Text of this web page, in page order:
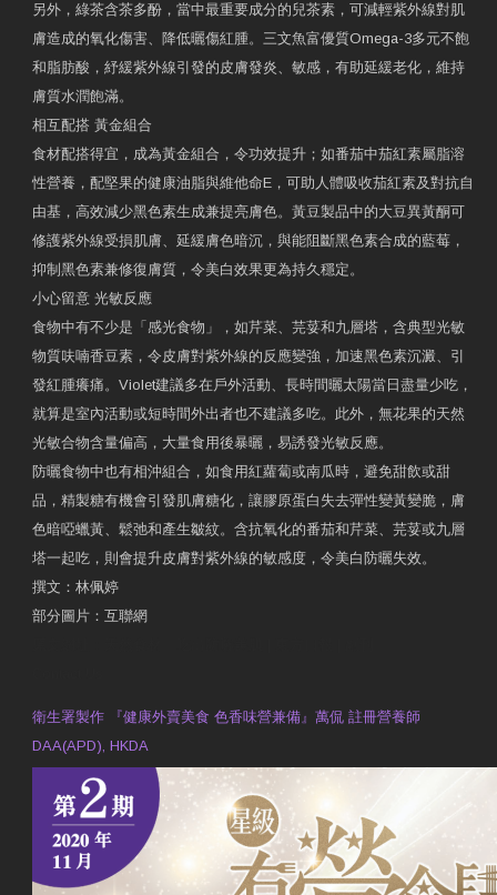
另外，綠茶含茶多酚，當中最重要成分的兒茶素，可減輕紫外線對肌
膚造成的氧化傷害、降低曬傷紅腫。三文魚富優質Omega-3多元不飽
和脂肪酸，紓緩紫外線引發的皮膚發炎、敏感，有助延緩老化，維持
膚質水潤飽滿。
相互配搭 黃金組合
食材配搭得宜，成為黃金組合，令功效提升；如番茄中茄紅素屬脂溶
性營養，配堅果的健康油脂與維他命E，可助人體吸收茄紅素及對抗自
由基，高效減少黑色素生成兼提亮膚色。黃豆製品中的大豆異黃酮可
修護紫外線受損肌膚、延緩膚色暗沉，與能阻斷黑色素合成的藍莓，
抑制黑色素兼修復膚質，令美白效果更為持久穩定。
小心留意 光敏反應
食物中有不少是「感光食物」，如芹菜、芫荽和九層塔，含典型光敏
物質呋喃香豆素，令皮膚對紫外線的反應變強，加速黑色素沉澱、引
發紅腫癢痛。Violet建議多在戶外活動、長時間曬太陽當日盡量少吃，
就算是室內活動或短時間外出者也不建議多吃。此外，無花果的天然
光敏合物含量偏高，大量食用後暴曬，易誘發光敏反應。
防曬食物中也有相沖組合，如食用紅蘿蔔或南瓜時，避免甜飲或甜
品，精製糖有機會引發肌膚糖化，讓膠原蛋白失去彈性變黃變脆，膚
色暗啞蠟黃、鬆弛和產生皺紋。含抗氧化的番茄和芹菜、芫荽或九層
塔一起吃，則會提升皮膚對紫外線的敏感度，令美白防曬失效。
撰文：林佩婷
部分圖片：互聯網
衛生署製作 『健康外賣美食 色香味營兼備』萬侃 註冊營養師
DAA(APD), HKDA